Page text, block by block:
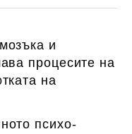
и
процесите на
на
психо-